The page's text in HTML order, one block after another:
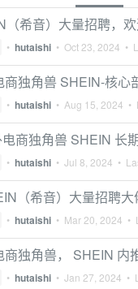
（希音）大量招聘，
• hutaishi • Oct 23, 2024 •
商独角兽 SHEIN-核心
• hutaishi • Aug 15, 2024 •
商独角兽 SHEIN 长
• hutaishi • Jul 8, 2024 •
（希音）大量招聘
• hutaishi • Mar 20, 2024 •
商独角兽， SHEIN 内
• hutaishi • Jan 27, 2024 •